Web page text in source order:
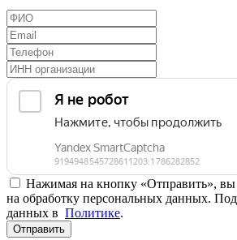
Нажимая на кнопку «Отправить», вы
на обработку персональных данных.
данных в Политике.
Отправить